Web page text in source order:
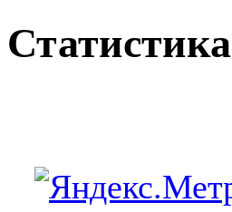
Статистика